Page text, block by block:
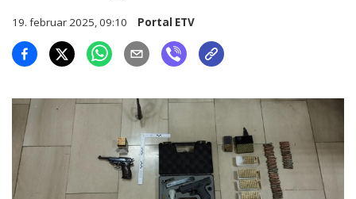
19. februar 2025, 09:10 Portal ETV